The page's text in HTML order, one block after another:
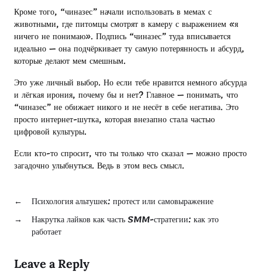
Кроме того, “чиназес” начали использовать в мемах с
животными, где питомцы смотрят в камеру с выражением «я
ничего не понимаю». Подпись “чиназес” туда вписывается
идеально — она подчёркивает ту самую потерянность и абсурд,
которые делают мем смешным.
Это уже личный выбор. Но если тебе нравится немного абсурда
и лёгкая ирония, почему бы и нет? Главное — понимать, что
“чиназес” не обижает никого и не несёт в себе негатива. Это
просто интернет-шутка, которая внезапно стала частью
цифровой культуры.
Если кто-то спросит, что ты только что сказал — можно просто
загадочно улыбнуться. Ведь в этом весь смысл.
←
Психология альтушек: протест или самовыражение
→
Накрутка лайков как часть SMM-стратегии: как это
работает
Leave a Reply